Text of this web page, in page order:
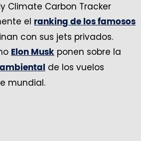
Climate Carbon Tracker
el ranking de los famosos
con sus jets privados.
Elon Musk ponen sobre la
de los vuelos
mundial.